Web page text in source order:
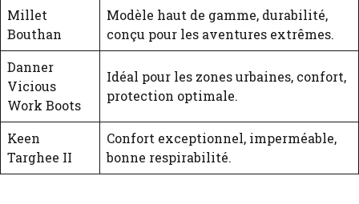
Millet
Bouthan
Modèle haut de gamme, durabilité,
conçu pour les aventures extrêmes.
Danner
Vicious
Work Boots
Idéal pour les zones urbaines, confort,
protection optimale.
Keen
Targhee II
Confort exceptionnel, imperméable,
bonne respirabilité.